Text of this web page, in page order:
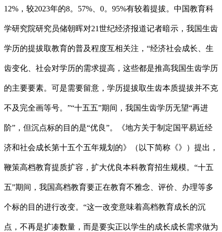
12%，较2023年的8。57%、0。95%有较着提拔。中国教育科
学研究院研究员储朝晖对21世纪经济报道记者暗示，我国生齿
学历的提拔取教育的普及程度互相关注，“经济社会成长、生
齿变化、社会对学历的需求提高，这些都是推高我国生齿学历
的主要要素。可是需要留意，学历提拔取生齿本质提拔并不克
不及完全画等号。”“十五五”期间，我国生齿学历无望“再进
阶”，但沉点标的目的是“优良”。《地方关于制定国平易近经
济和社会成长第十五个五年规划的》（以下简称《》）提出，
鞭策高档教育提质扩容，扩大优良本科教育招生规模。“十五
五”期间，我国高档教育要正在教育不雅念、评价、办理等多
个标的目的进行改变。“这一改变意味着高档教育成长的沉
点，不再是扩凑数量，而是要实正以学生的成长成长需求做为